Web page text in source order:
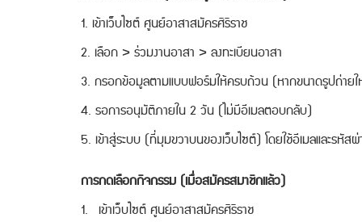
1. เข้าเว็บไซต์ ศูนย์อาสาสมัครศิริราช
2. เลือก > ร่วมงานอาสา > ลงทะเบียนอาสา
3. กรอกข้อมูลตามแบบฟอร์มให้ครบถ้วน (หากขนาดรูปถ่าย
4. รอการอนุมัติภายใน 2 วัน (ไม่มีอีเมลตอบกลับ)
5. เข้าสู่ระบบ (ที่มุมขวาบนของเว็บไซต์) โดยใช้อีเมลและรหัส
การกดเลือกกิจกรรม (เมื่อสมัครสมาชิกแล้ว)
1. เข้าเว็บไซต์ ศูนย์อาสาสมัครศิริราช